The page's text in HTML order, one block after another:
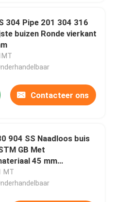
304 Pipe 201 304 316
buizen Ronde vierkant
Contacteer ons
904 SS Naadloos buis
GB Met
45 mm
MT